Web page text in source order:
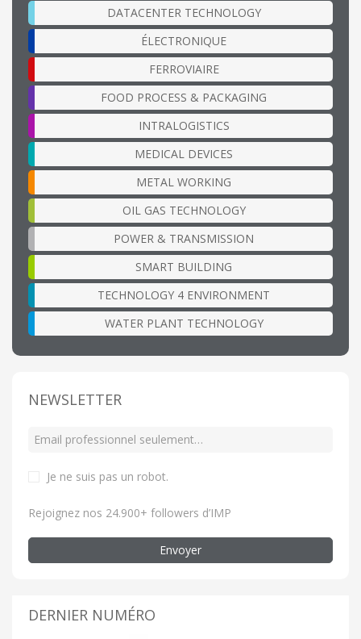
DATACENTER TECHNOLOGY
ÉLECTRONIQUE
FERROVIAIRE
FOOD PROCESS & PACKAGING
INTRALOGISTICS
MEDICAL DEVICES
METAL WORKING
OIL GAS TECHNOLOGY
POWER & TRANSMISSION
SMART BUILDING
TECHNOLOGY 4 ENVIRONMENT
WATER PLANT TECHNOLOGY
NEWSLETTER
Je ne suis pas un robot.
Rejoignez nos 24.900+ followers d’IMP
Envoyer
DERNIER NUMÉRO